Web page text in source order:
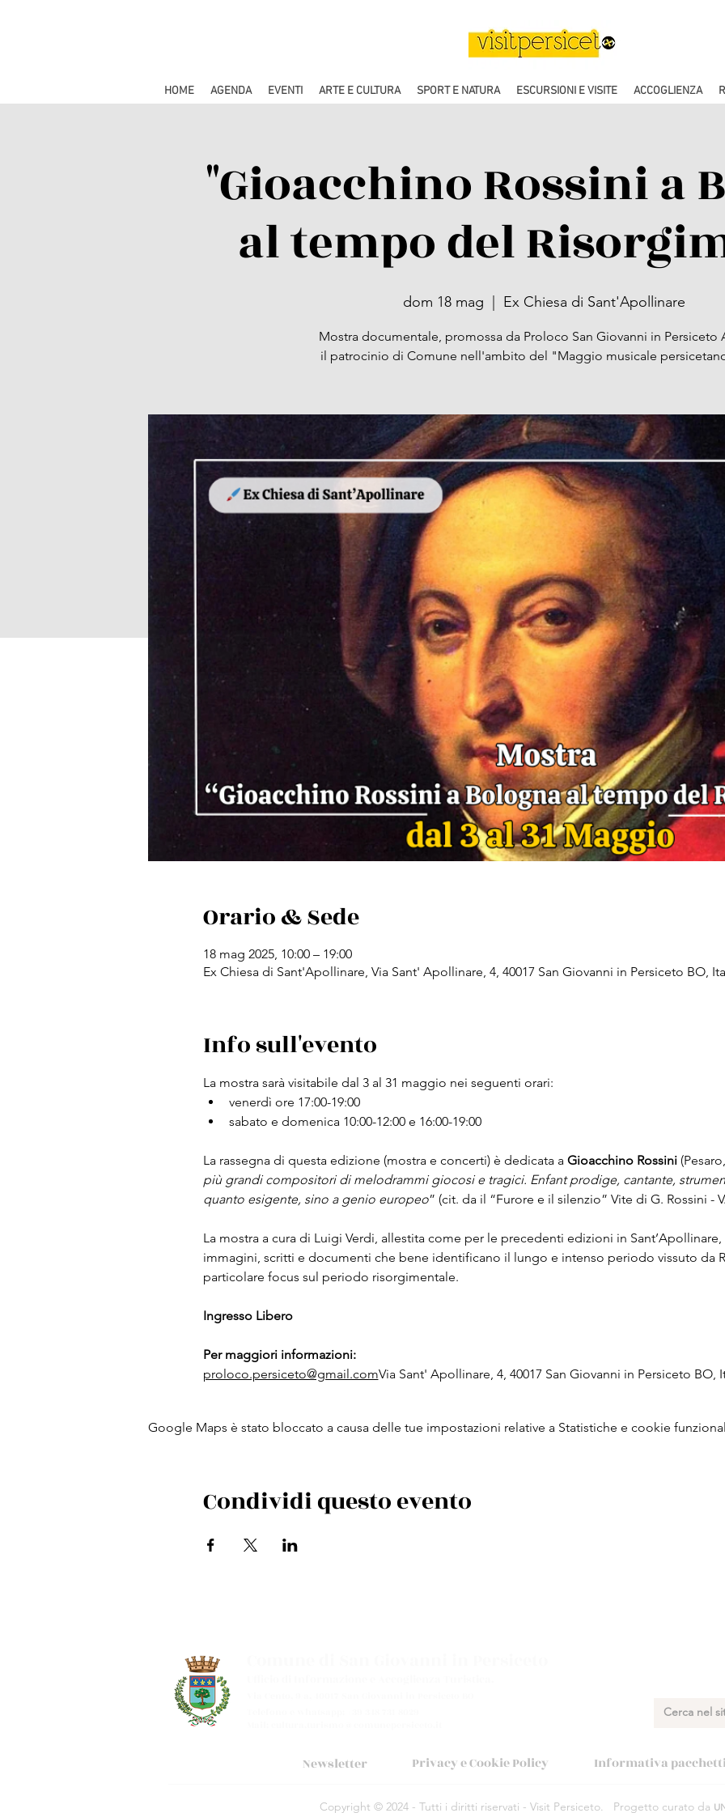
HOME AGENDA EVENTI ARTE E CULTURA SPORT E NATURA ESCURSIONI E VISITE ACCOGLIENZA
"Gioacchino Rossini a
al tempo del
dom 18 mag Ex Chiesa di Sant'Apollinare
Mostra documentale, promossa da Proloco San Giovanni in Persiceto
il patrocinio di Comune nell'ambito del "Maggio musicale
Orario & Sede
18 mag 2025, 10:00 – 19:00
Ex Chiesa di Sant'Apollinare, Via Sant' Apollinare, 4, 40017 San Giovanni in Persiceto BO,
Info sull'evento
La mostra sarà visitabile dal 3 al 31 maggio nei seguenti orari:
venerdì ore 17:00-19:00
sabato e domenica 10:00-12:00 e 16:00-19:00
La rassegna di questa edizione (mostra e concerti) è dedicata a Gioacchino Rossini
più grandi compositori di melodrammi giocosi e tragici. Enfant prodige, cantante,
quanto esigente, sino a genio europeo” (cit. da il “Furore e il silenzio” Vite di G. Rossini -
La mostra a cura di Luigi Verdi, allestita come per le precedenti edizioni in
immagini, scritti e documenti che bene identificano il lungo e intenso periodo vissuto da
particolare focus sul periodo risorgimentale.
Ingresso Libero
Per maggiori informazioni:
proloco.persiceto@gmail.comVia Sant' Apollinare, 4, 40017 San Giovanni in Persiceto BO,
Google Maps è stato bloccato a causa delle tue impostazioni relative a Statistiche e cookie
Condividi questo evento
Privacy e Cookie Policy Informativa
Newsletter
Copyright © 2024 - Tutti i diritti riservati - Visit Persiceto. Progetto curato da